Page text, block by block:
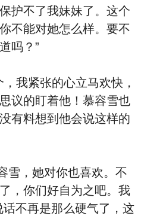
护不了我妹妹了。这个
不能对她怎么样。要不
吗？”
紧张的心立马欢快，
议的盯着他！慕容雪也
有料想到他会说这样的
，她对你也喜欢。不
，你们好自为之吧。我
不再是那么硬气了，这